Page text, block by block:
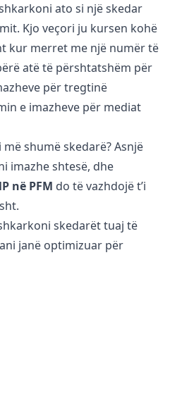
ato si një skedar
Kjo veçori ju kursen kohë
kur merret me një numër të
atë të përshtatshëm për
për tregtinë
e imazheve për mediat
shumë skedarë? Asnjë
imazhe shtesë, dhe
në PFM do të vazhdojë t’i
skedarët tuaj të
janë optimizuar për